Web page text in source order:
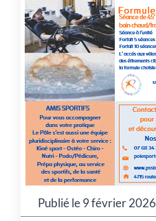
Publié le 9 février 2026